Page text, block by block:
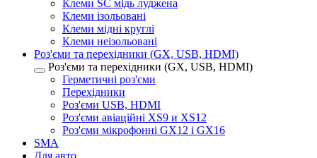
Клеми SC мідь луджена
Клеми ізольовані
Клеми мідні круглі
Клеми неізольовані
Роз'єми та перехідники (GX, USB, HDMI)
Роз'єми та перехідники (GX, USB, HDMI)
Герметичні роз'єми
Перехідники
Роз'єми USB, HDMI
Роз'єми авіаційні XS9 и XS12
Роз'єми мікрофонні GX12 і GX16
SMA
Для авто